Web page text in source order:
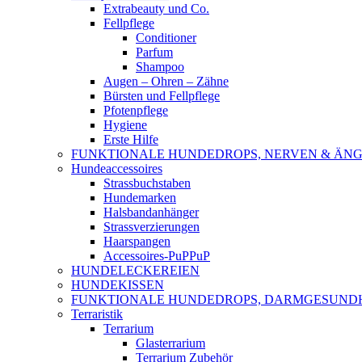
Extrabeauty und Co.
Fellpflege
Conditioner
Parfum
Shampoo
Augen – Ohren – Zähne
Bürsten und Fellpflege
Pfotenpflege
Hygiene
Erste Hilfe
FUNKTIONALE HUNDEDROPS, NERVEN &
Hundeaccessoires
Strassbuchstaben
Hundemarken
Halsbandanhänger
Strassverzierungen
Haarspangen
Accessoires-PuPPuP
HUNDELECKEREIEN
HUNDEKISSEN
FUNKTIONALE HUNDEDROPS,
Terraristik
Terrarium
Glasterrarium
Terrarium Zubehör